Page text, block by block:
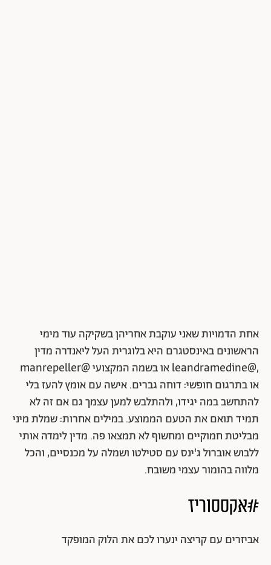
אחת הדמויות שאני עוקבת אחריהן בשקיקה עוד מימי
הראשונים באינסטגרם היא בלוגרית העל ליאנדרה מדין
,@leandramedine או בשמה המקצועי @manrepeller
או בתרגום חופשי: דוחה גברים. אישה עם אומץ להעז בלי
להתחשב במה יגידו, ולהתלבש למען עצמך גם אם זה לא
תמיד תואם את הטעם הממוצע. במילים אחרות: שמלת מיני
מבליטת חמוקיים ומחשוף לא תמצאו פה. מדין לימדה אותי
ללבוש אוברול ג'ינס עם סטילטו ושמלה על מכנסיים, והכל
מלווה בהומור עצמי משובח.
#אקססוריז
אביזרים עם קריצה ינערו לכם את הלוק המופקד